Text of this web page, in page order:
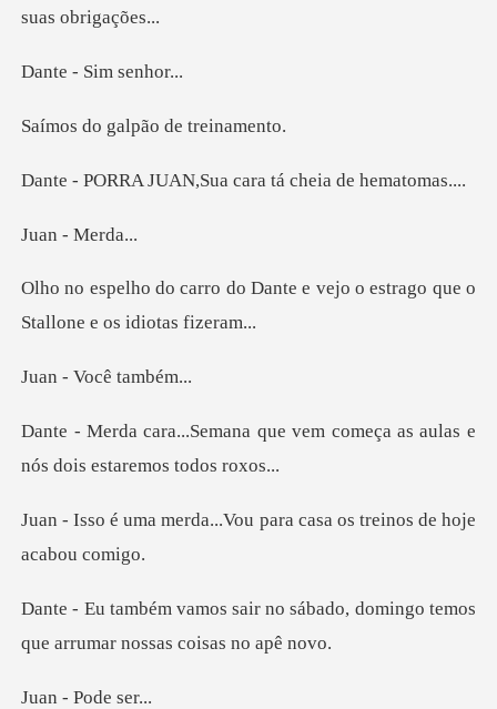
Sim se
galpão de
N,Sua cara tá che
- Mer
ante e vejo o estrago que o
S
Você ta
ue vem começa as aulas e
nós
..Vou para casa os trein
o sábado, domingo temos
que ar
Pode